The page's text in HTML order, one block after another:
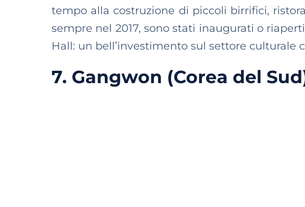
tempo alla costruzione di piccoli birrifici,
sempre nel 2017, sono stati inaugurati o
Hall: un bell’investimento sul settore
7. Gangwon (Corea del